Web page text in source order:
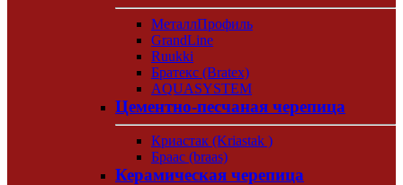
МеталлПрофиль
GrandLine
Ruukki
Братекс (Bratex)
AQUASYSTEM
Цементно-песчаная черепица
Криастак (Kriastak )
Браас (braas)
Керамическая черепица